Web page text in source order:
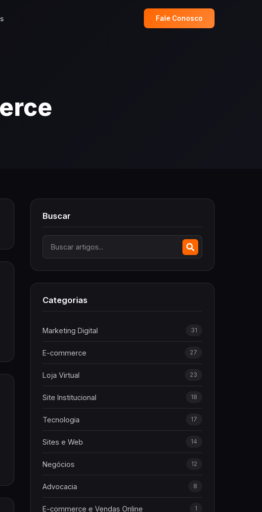
Fale Conosco
Buscar
Categorias
Marketing Digital 31
E-commerce 27
Loja Virtual 23
Site Institucional 18
Tecnologia 17
Sites e Web 14
Negócios 12
Advocacia 8
E-commerce e Vendas Online 1